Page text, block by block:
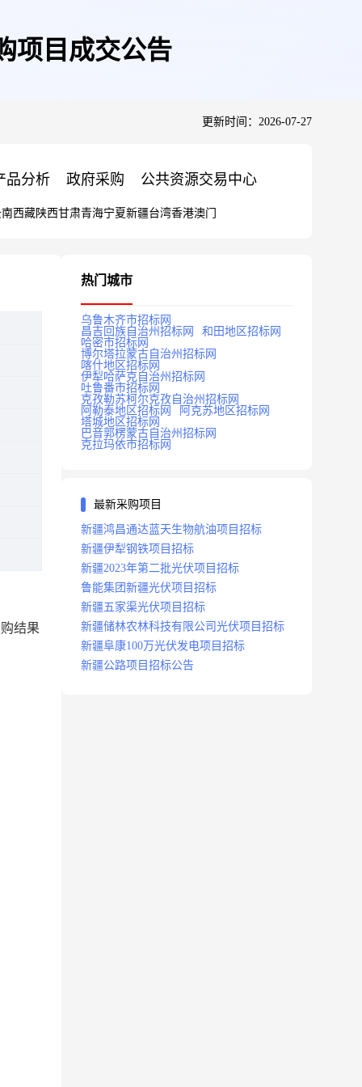
项目成交公告
更新时间：2026-07-27
品分析 政府采购 公共资源交易中心
西藏陕西甘肃青海宁夏新疆台湾香港澳门
结果
热门城市
乌鲁木齐市招标网
昌吉回族自治州招标网
和田地区招标网
哈密市招标网
博尔塔拉蒙古自治州招标网
喀什地区招标网
伊犁哈萨克自治州招标网
吐鲁番市招标网
克孜勒苏柯尔克孜自治州招标网
阿勒泰地区招标网
阿克苏地区招标网
塔城地区招标网
巴音郭楞蒙古自治州招标网
克拉玛依市招标网
最新采购项目
新疆鸿昌通达蓝天生物航油项目招标
新疆伊犁钢铁项目招标
新疆2023年第二批光伏项目招标
鲁能集团新疆光伏项目招标
新疆五家渠光伏项目招标
新疆储林农林科技有限公司光伏项目招标
新疆阜康100万光伏发电项目招标
新疆公路项目招标公告